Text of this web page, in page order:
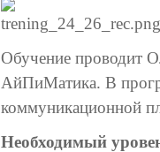
Обучение проводит
АйПиМатика. В
коммуникационной
Необходимый